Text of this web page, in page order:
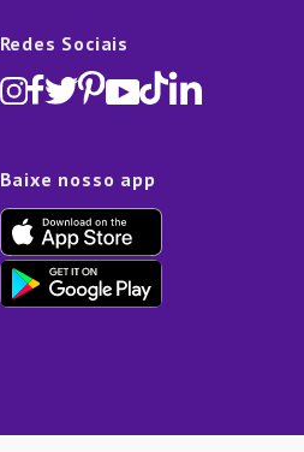
Redes Sociais
Baixe nosso app